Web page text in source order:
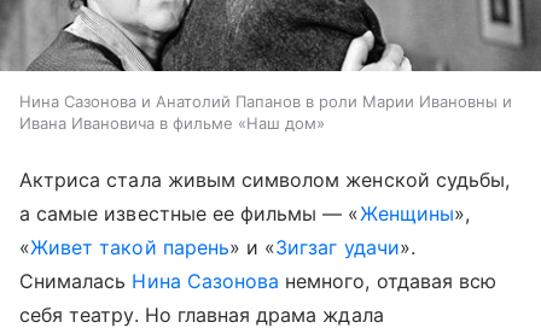
Нина Сазонова и Анатолий Папанов в роли Марии Ивановны и
Ивана Ивановича в фильме «Наш дом»
Актриса стала живым символом женской судьбы,
а самые известные ее фильмы — «Женщины»,
«Живет такой парень» и «Зигзаг удачи».
Снималась Нина Сазонова немного, отдавая всю
себя театру. Но главная драма ждала